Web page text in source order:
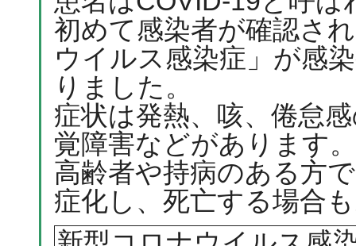
初めて感染者が確認さ
ウイルス感染症」が感
りました。
症状は発熱、咳、倦怠
覚障害などがあります
高齢者や持病のある方
症化し、死亡する場合